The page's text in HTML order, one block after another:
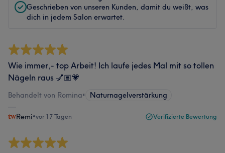
Geschrieben von unseren Kunden, damit du weißt, was
dich in jedem Salon erwartet.
Wie immer,- top Arbeit! Ich laufe jedes Mal mit so tollen
Nägeln raus 💅🏽💗
Behandelt von Romina• Naturnagelverstärkung
Remi•vor 17 Tagen Verifizierte Bewertung